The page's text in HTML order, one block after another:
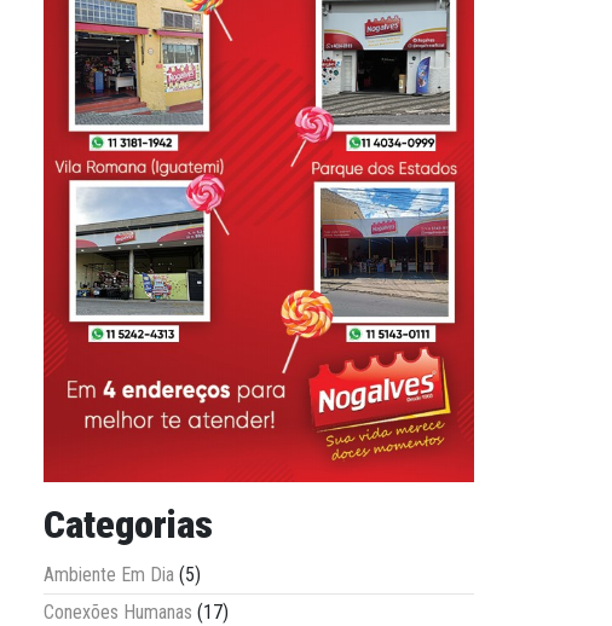
Categorias
Ambiente Em Dia (5)
Conexões Humanas (17)